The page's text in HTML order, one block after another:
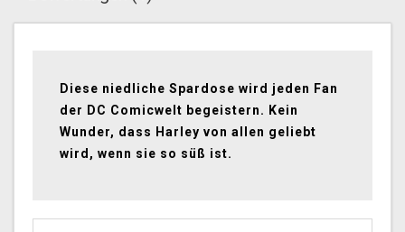
Diese niedliche Spardose wird jeden Fan
der DC Comicwelt begeistern. Kein
Wunder, dass Harley von allen geliebt
wird, wenn sie so süß ist.